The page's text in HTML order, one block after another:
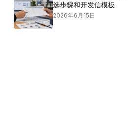
选步骤和开发信模板
2026年6月15日